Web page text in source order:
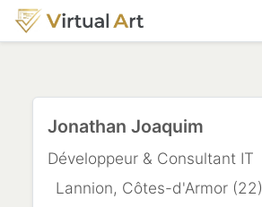
Jonathan Joaquim
Développeur & Consultant IT
Lannion, Côtes-d'Armor (22)